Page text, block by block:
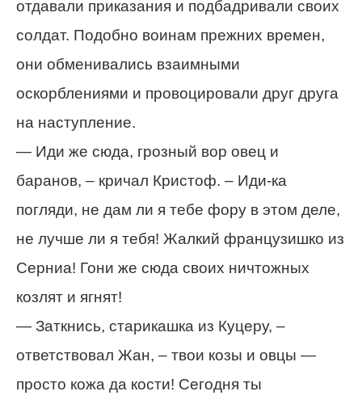
отдавали приказания и подбадривали своих
солдат. Подобно воинам прежних времен,
они обменивались взаимными
оскорблениями и провоцировали друг друга
на наступление.
— Иди же сюда, грозный вор овец и
баранов, – кричал Кристоф. – Иди-ка
погляди, не дам ли я тебе фору в этом деле,
не лучше ли я тебя! Жалкий французишко из
Серниа! Гони же сюда своих ничтожных
козлят и ягнят!
— Заткнись, старикашка из Куцеру, –
ответствовал Жан, – твои козы и овцы —
просто кожа да кости! Сегодня ты